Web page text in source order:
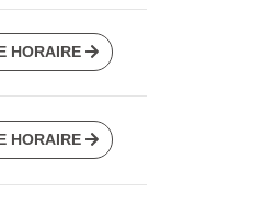
HORAIRE
HORAIRE